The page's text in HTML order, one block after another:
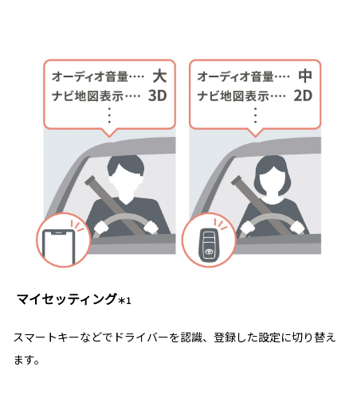
マイセッティング＊1
スマートキーなどでドライバーを認識、登録した設定に切り替え
ます。